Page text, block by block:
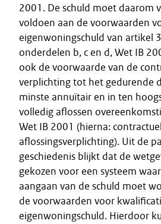
2001. De schuld moet daarom
voldoen aan de voorwaarden
eigenwoningschuld van artikel
onderdelen b, c en d, Wet IB
ook de voorwaarde van de
verplichting tot het gedurende
minste annuïtair en in ten
volledig aflossen
Wet IB 2001 (hierna:
aflossingsverplichting). Uit de
geschiedenis blijkt dat de
gekozen voor een systeem
aangaan van de schuld moet
de voorwaarden voor
eigenwoningschuld. Hierdoor